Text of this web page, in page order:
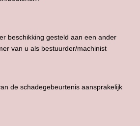
beschikking gesteld aan een ander
van u als bestuurder/machinist
de schadegebeurtenis aansprakelijk